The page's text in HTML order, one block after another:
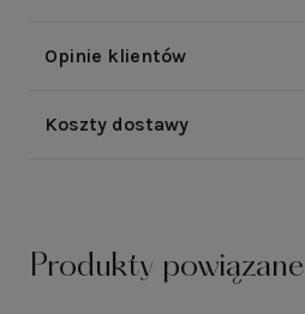
Opinie klientów
Koszty dostawy
Produkty powiązane